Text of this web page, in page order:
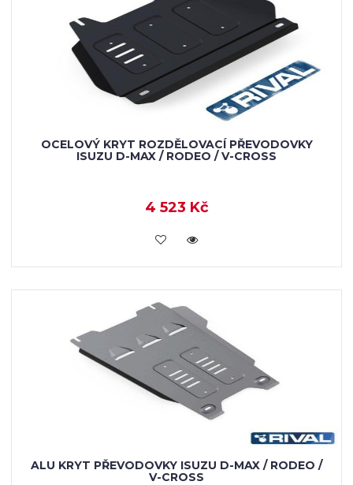
OCELOVÝ KRYT ROZDĚLOVACÍ PŘEVODOVKY
ISUZU D-MAX / RODEO / V-CROSS
4 523 Kč
KOUPIT
ALU KRYT PŘEVODOVKY ISUZU D-MAX / RODEO /
V-CROSS